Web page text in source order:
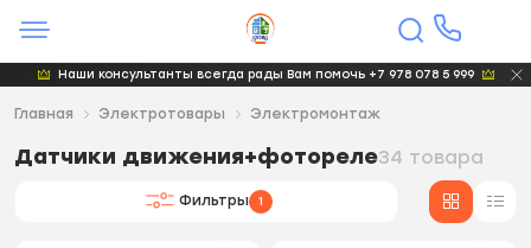
Наши консультанты всегда рады Вам помочь +7 978 078 5 999
Главная Электротовары Электромонтаж
Датчики движения+фотореле34 товара
Фильтры 1